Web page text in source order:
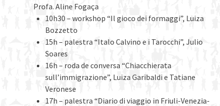
Profa. Aline Fogaça
10h30 – workshop “Il gioco dei formaggi”, Luiza
Bozzetto
15h – palestra “Italo Calvino e i Tarocchi”, Julio
Soares
16h – roda de conversa “Chiacchierata
sull’immigrazione”, Luiza Garibaldi e Tatiane
Veronese
17h – palestra “Diario di viaggio in Friuli-Venezia-